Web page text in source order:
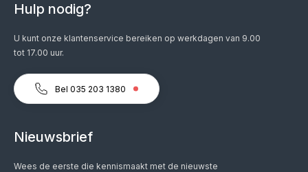
Hulp nodig?
U kunt onze klantenservice bereiken op werkdagen van 9.00
tot 17.00 uur.
Bel 035 203 1380
Nieuwsbrief
Wees de eerste die kennismaakt met de nieuwste